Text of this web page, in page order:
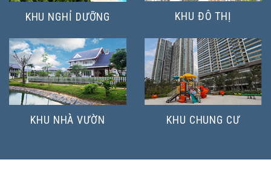
KHU NGHỈ DƯỠNG KHU ĐÔ THỊ
KHU NHÀ VƯỜN KHU CHUNG CƯ